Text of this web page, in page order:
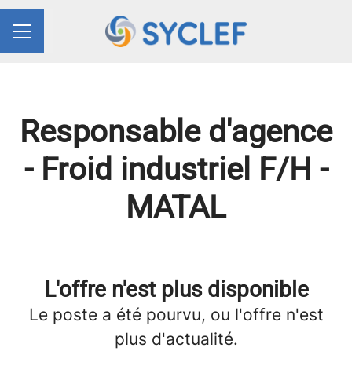
MENU CARRIÈRE
Partager la page
Responsable d'agence
- Froid industriel F/H -
MATAL
L'offre n'est plus disponible
Le poste a été pourvu, ou l'offre n'est
plus d'actualité.